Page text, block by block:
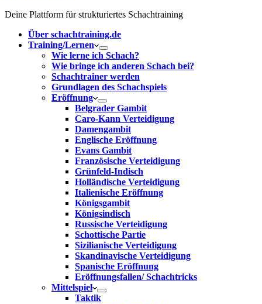
Deine Plattform für strukturiertes Schachtraining
Über schachtraining.de
Training/Lernen
Wie lerne ich Schach?
Wie bringe ich anderen Schach bei?
Schachtrainer werden
Grundlagen des Schachspiels
Eröffnung
Belgrader Gambit
Caro-Kann Verteidigung
Damengambit
Englische Eröffnung
Evans Gambit
Französische Verteidigung
Grünfeld-Indisch
Holländische Verteidigung
Italienische Eröffnung
Königsgambit
Königsindisch
Russische Verteidigung
Schottische Partie
Sizilianische Verteidigung
Skandinavische Verteidigung
Spanische Eröffnung
Eröffnungsfallen/ Schachtricks
Mittelspiel
Taktik